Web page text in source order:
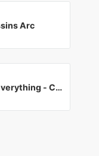
Arc
- C…